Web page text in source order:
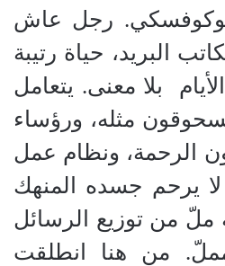
بوكوفسكي. رجل عاش
البريد، حياة رتيبة
بلا معنى. يتعامل
مثله، ورؤساء
الرحمة، ونظام عمل
يرحم جسده المنهك
ملّ من توزيع الرسائل
من هنا انطلقت